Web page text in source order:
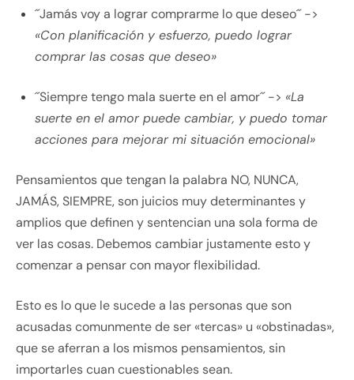
´´Jamás voy a lograr comprarme lo que deseo´´ ->
«Con planificación y esfuerzo, puedo lograr
comprar las cosas que deseo»
´´Siempre tengo mala suerte en el amor´´ -> «La
suerte en el amor puede cambiar, y puedo tomar
acciones para mejorar mi situación emocional»
Pensamientos que tengan la palabra NO, NUNCA,
JAMÁS, SIEMPRE, son juicios muy determinantes y
amplios que definen y sentencian una sola forma de
ver las cosas. Debemos cambiar justamente esto y
comenzar a pensar con mayor flexibilidad.
Esto es lo que le sucede a las personas que son
acusadas comunmente de ser «tercas» u «obstinadas»,
que se aferran a los mismos pensamientos, sin
importarles cuan cuestionables sean.